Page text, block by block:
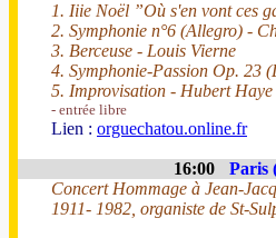
1. Iiie Noël ”Où s'en vont ces
2. Symphonie n°6 (Allegro) -
3. Berceuse - Louis Vierne
4. Symphonie-Passion Op. 23
5. Improvisation - Hubert Haye
- entrée libre
Lien : orguechatou.online.fr
16:00 Paris
Concert Hommage à Jean-
1911- 1982, organiste de St-